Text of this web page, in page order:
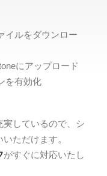
イルをダウンロー
にアップロード
を有効化
しているので、シ
ただけます。
がすぐに対応いたし